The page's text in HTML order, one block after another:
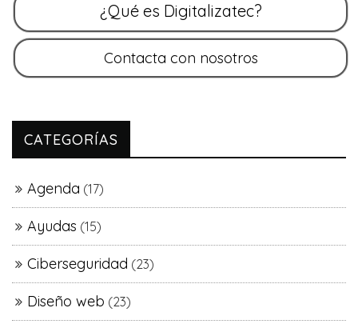
CATEGORÍAS
Agenda (17)
Ayudas (15)
Ciberseguridad (23)
Diseño web (23)